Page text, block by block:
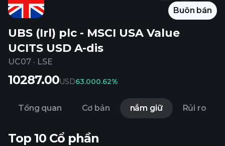
Buôn bán
UBS (Irl) plc - MSCI USA Value
UCITS USD A-dis
UC07 · LSE
10287.00USD63.000.62%
Tổng quan Cơ bản nắm giữ Rủi ro
Top 10 Cổ phần